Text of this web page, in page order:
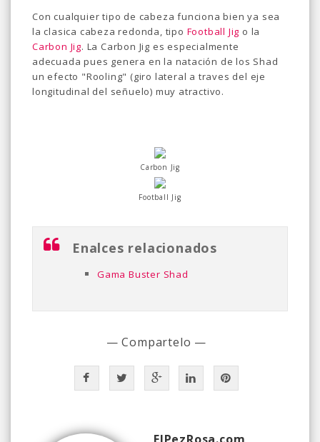
Con cualquier tipo de cabeza funciona bien ya sea
la clasica cabeza redonda, tipo Football Jig o la
Carbon Jig. La Carbon Jig es especialmente
adecuada pues genera en la natación de los Shad
un efecto "Rooling" (giro lateral a traves del eje
longitudinal del señuelo) muy atractivo.
Carbon Jig
Football Jig
Enalces relacionados
Gama Buster Shad
— Compartelo —